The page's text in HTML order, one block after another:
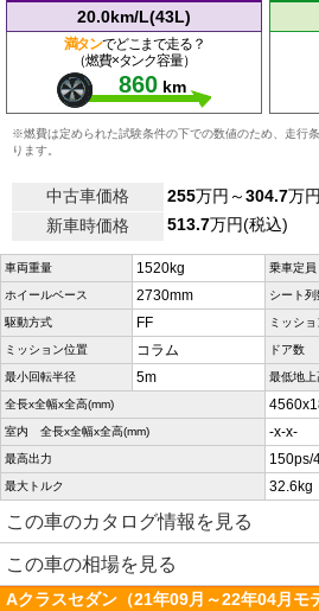
20.0km/L(43L)
満タンでどこまで走る？
（燃費×タンク容量）
860 km
※燃費は定められた試験条件の下での数値のため、走行
ります。
中古車価格 255万円～304.7万円
新車時価格
513.7万円(税込)
車両重量 1520kg 乗車定員
ホイールベース 2730mm シート列
駆動方式 FF ミッショ
ミッション位置 コラム ドア数
最小回転半径 5m 最低地上
全長x全幅x全高(mm)
室内 全長x全幅x全高(mm) -x-x-
最高出力 150ps/
最大トルク 32.6kg
この車のカタログ情報を見る
この車の相場を見る
Aクラスセダン（21年09月～22年04月モ